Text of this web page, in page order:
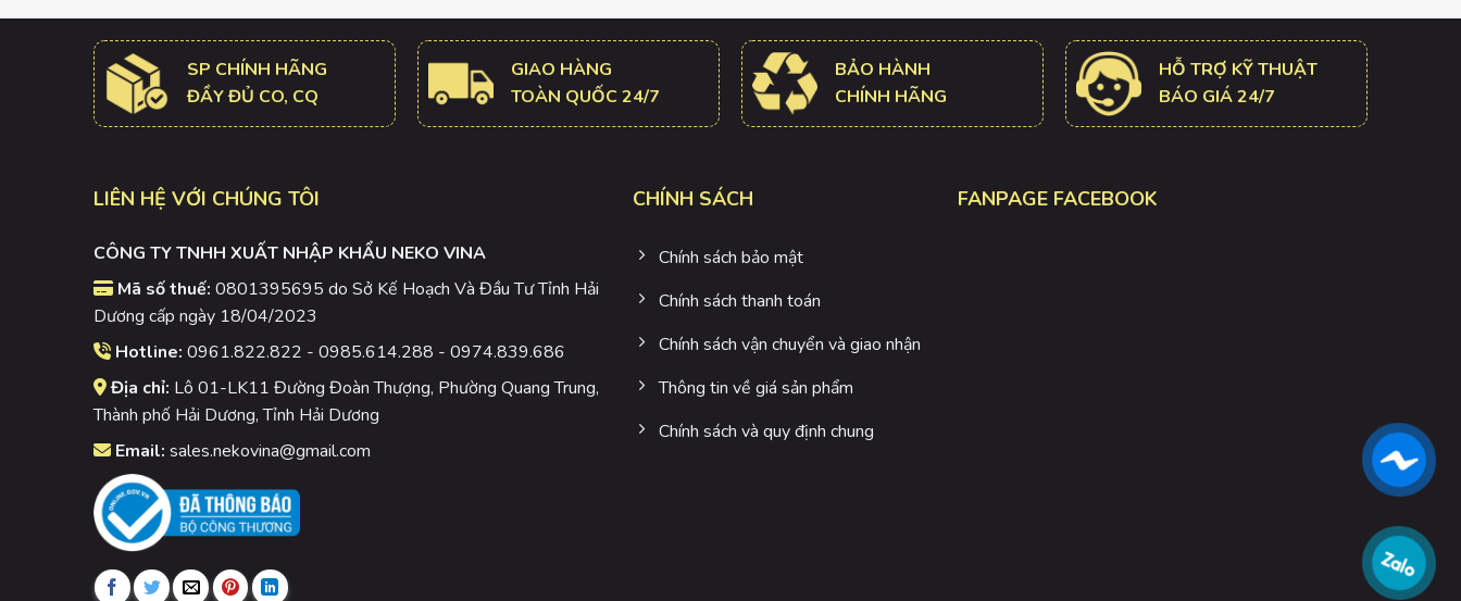
SP CHÍNH HÃNG
ĐẦY ĐỦ CO, CQ
GIAO HÀNG
TOÀN QUỐC 24/7
BẢO HÀNH
CHÍNH HÃNG
HỖ TRỢ KỸ THUẬT
BÁO GIÁ 24/7
LIÊN HỆ VỚI CHÚNG TÔI
CÔNG TY TNHH XUẤT NHẬP KHẨU NEKO VINA
Mã số thuế: 0801395695 do Sở Kế Hoạch Và Đầu Tư Tỉnh Hải
Dương cấp ngày 18/04/2023
Hotline: 0961.822.822 - 0985.614.288 - 0974.839.686
Địa chỉ: Lô 01-LK11 Đường Đoàn Thượng, Phường Quang Trung,
Thành phố Hải Dương, Tỉnh Hải Dương
Email: sales.nekovina@gmail.com
CHÍNH SÁCH
Chính sách bảo mật
Chính sách thanh toán
Chính sách vận chuyển và giao nhận
Thông tin về giá sản phẩm
Chính sách và quy định chung
FANPAGE FACEBOOK